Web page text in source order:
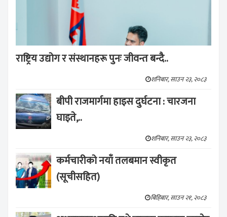
राष्ट्रिय उद्योग र संस्थानहरू पुनः जीवन्त बन्दै..
शनिबार, साउन २३, २०८३
बीपी राजमार्गमा हाइस दुर्घटना : चारजना
घाइते,..
शनिबार, साउन २३, २०८३
कर्मचारीको नयाँ तलबमान स्वीकृत
(सूचीसहित)
बिहिबार, साउन २१, २०८३